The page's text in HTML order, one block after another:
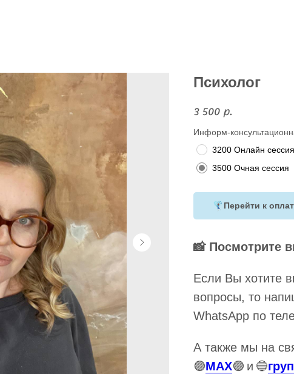
Психолог
3 500 р.
Информ-
3200 Онлайн сессия
3500 Очная сессия
Перейти к
📸 Посмотрите
Если Вы хотите
вопросы, то
WhatsApp по
А также мы на
🟣MAX🟣 и 🔵